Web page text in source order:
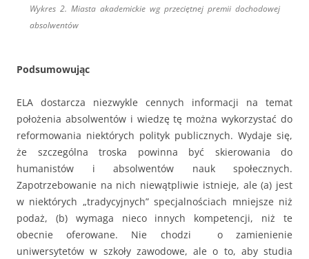
Wykres 2. Miasta akademickie wg przeciętnej premii dochodowej
absolwentów
Podsumowując
ELA dostarcza niezwykle cennych informacji na temat
położenia absolwentów i wiedzę tę można wykorzystać do
reformowania niektórych polityk publicznych. Wydaje się,
że szczególna troska powinna być skierowania do
humanistów i absolwentów nauk społecznych.
Zapotrzebowanie na nich niewątpliwie istnieje, ale (a) jest
w niektórych „tradycyjnych” specjalnościach mniejsze niż
podaż, (b) wymaga nieco innych kompetencji, niż te
obecnie oferowane. Nie chodzi o zamienienie
uniwersytetów w szkoły zawodowe, ale o to, aby studia